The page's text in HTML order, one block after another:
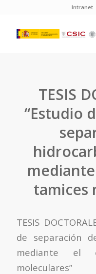
Intranet
TESIS
“Estudio
tamices
TESIS
de separación
mediante el
moleculares”